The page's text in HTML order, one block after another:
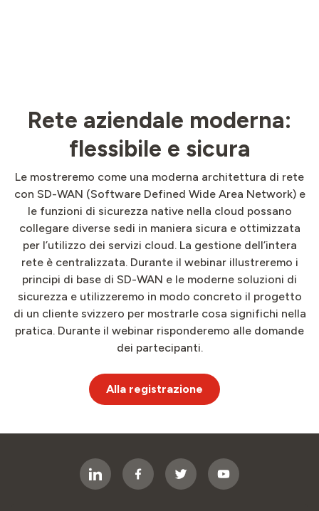
Rete aziendale moderna:
flessibile e sicura
Le mostreremo come una moderna architettura di rete
con SD-WAN (Software Defined Wide Area Network) e
le funzioni di sicurezza native nella cloud possano
collegare diverse sedi in maniera sicura e ottimizzata
per l’utilizzo dei servizi cloud. La gestione dell’intera
rete è centralizzata. Durante il webinar illustreremo i
principi di base di SD-WAN e le moderne soluzioni di
sicurezza e utilizzeremo in modo concreto il progetto
di un cliente svizzero per mostrarle cosa significhi nella
pratica. Durante il webinar risponderemo alle domande
dei partecipanti.
Alla registrazione